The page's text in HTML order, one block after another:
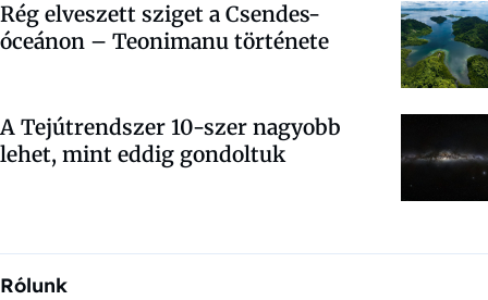
Rég elveszett sziget a Csendes-
óceánon – Teonimanu története
A Tejútrendszer 10-szer nagyobb
lehet, mint eddig gondoltuk
Rólunk